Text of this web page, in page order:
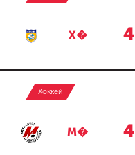
Х� 4
Хоккей
М� 4